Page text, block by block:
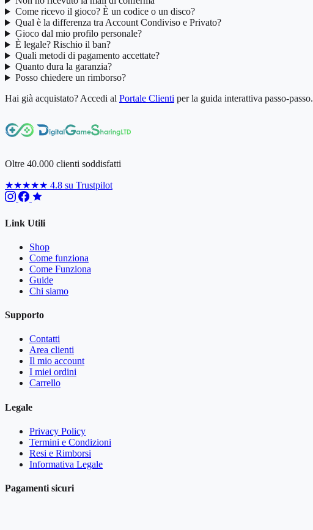
Come ricevo il gioco? È un codice o un disco?
Qual è la differenza tra Account Condiviso e Privato?
Gioco dal mio profilo personale?
È legale? Rischio il ban?
Quali metodi di pagamento accettate?
Quanto dura la garanzia?
Posso chiedere un rimborso?
Hai già acquistato? Accedi al Portale Clienti per la guida interattiva passo-passo.
Oltre 40.000 clienti soddisfatti
★★★★★ 4.8 su Trustpilot
Link Utili
Shop
Come funziona
Come Funziona
Guide
Chi siamo
Supporto
Contatti
Area clienti
Il mio account
I miei ordini
Carrello
Legale
Privacy Policy
Termini e Condizioni
Resi e Rimborsi
Informativa Legale
Pagamenti sicuri